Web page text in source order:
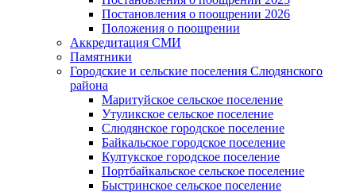
Постановления о поощрении 2026
Положения о поощрении
Аккредитация СМИ
Памятники
Городские и сельские поселения Слюдянского
района
Маритуйское сельское поселение
Утуликское сельское поселение
Слюдянское городское поселение
Байкальское городское поселение
Култукское городское поселение
Портбайкальское сельское поселение
Быстринское сельское поселение